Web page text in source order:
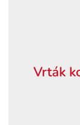
Vrták